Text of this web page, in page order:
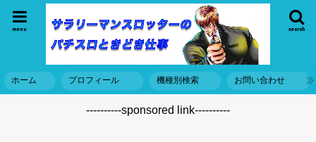
search
menu
ホーム プロフィール 機種別検索 お問い合わせ
----------sponsored link----------